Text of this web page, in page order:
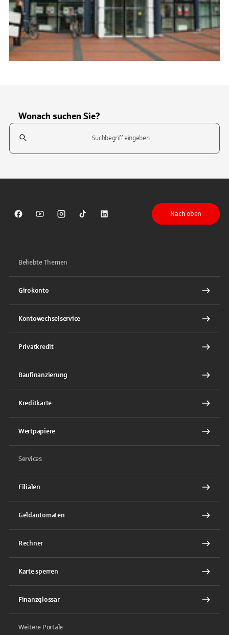
Wonach suchen Sie?
Suchfeld
Sparkasse auf Facebook
Sparkasse auf Youtube
Sparkasse auf Instagram
Sparkasse auf TikTok
Sparkasse auf LinkedIn
Nach oben
Beliebte Themen
Girokonto
Kontowechselservice
Privatkredit
Baufinanzierung
Kreditkarte
Wertpapiere
Services
Filialen
Geldautomaten
Rechner
Karte sperren
Finanzglossar
Weitere Portale